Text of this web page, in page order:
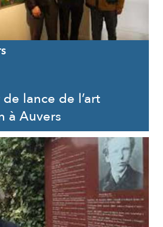
de lance de l’art
à Auvers